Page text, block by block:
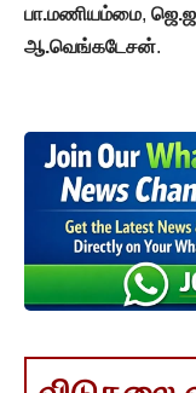
பா.மணியம்மை,
ஆ.வெங்கடேசன்.